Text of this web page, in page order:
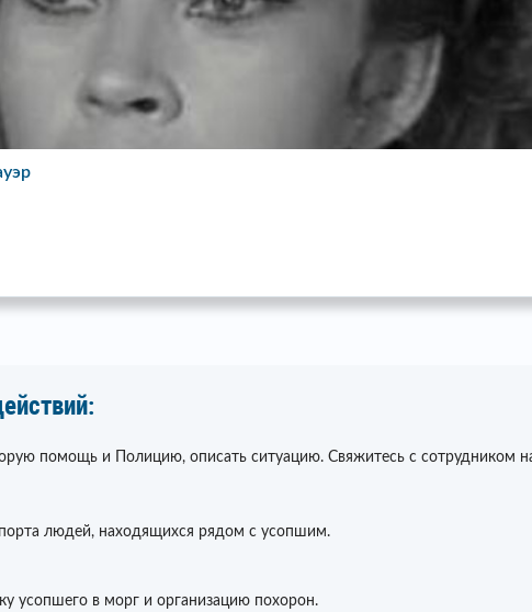
Тайлер
помощь и Полицию, описать ситуацию. Свяжитесь с сотрудником
людей, находящихся рядом с усопшим.
усопшего в морг и организацию похорон.